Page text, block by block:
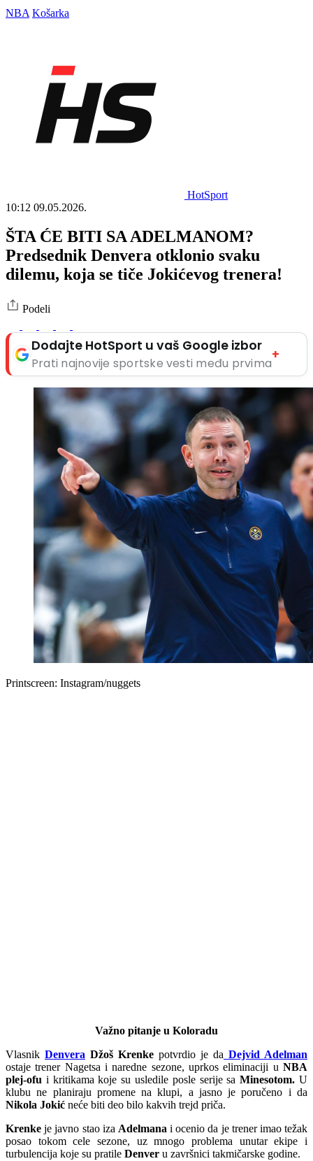
NBA Košarka
HotSport
10:12 09.05.2026.
ŠTA ĆE BITI SA ADELMANOM?
Predsednik Denvera otklonio svaku
dilemu, koja se tiče Jokićevog trenera!
Podeli
Dodajte HotSport u vaš Google izbor
Prati najnovije sportske vesti među prvima
+
Printscreen: Instagram/nuggets
Važno pitanje u Koloradu
Vlasnik Denvera Džoš Krenke potvrdio je da Dejvid Adelman
ostaje trener Nagetsa i naredne sezone, uprkos eliminaciji u NBA
plej-ofu i kritikama koje su usledile posle serije saMinesotom. U
klubu ne planiraju promene na klupi, a jasno je poručeno i da
Nikola Jokić neće biti deo bilo kakvih trejd priča.
Krenke je javno stao iza Adelmana i ocenio da je trener imao težak
posao tokom cele sezone, uz mnogo problema unutar ekipe i
turbulencija koje su pratile Denver u završnici takmičarske godine.